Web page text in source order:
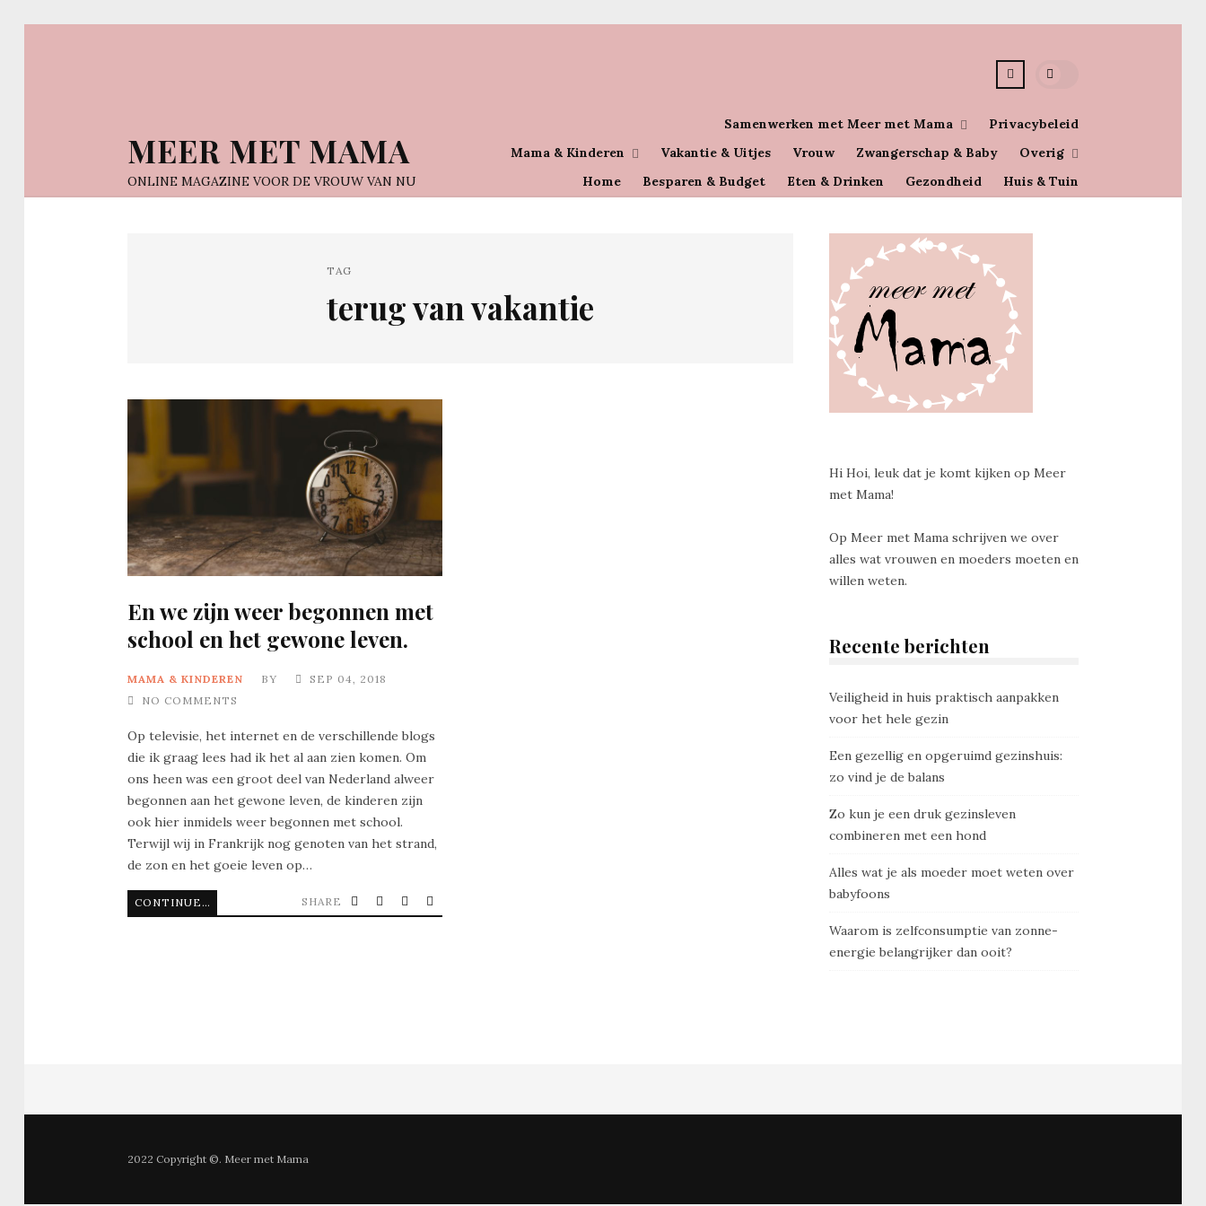
MEER MET MAMA
ONLINE MAGAZINE VOOR DE VROUW VAN NU Home Besparen & Budget Eten & Drinken Gezondheid Huis & Tuin
Mama & Kinderen Vakantie & Uitjes Vrouw Zwangerschap & Baby Overig
Samenwerken met Meer met Mama Privacybeleid
TAG
terug van vakantie
En we zijn weer begonnen met
school en het gewone leven.
MAMA & KINDEREN BY
SEP 04, 2018
NO COMMENTS
Op televisie, het internet en de verschillende blogs
die ik graag lees had ik het al aan zien komen. Om
ons heen was een groot deel van Nederland alweer
begonnen aan het gewone leven, de kinderen zijn
ook hier inmidels weer begonnen met school.
Terwijl wij in Frankrijk nog genoten van het strand,
de zon en het goeie leven op…
CONTINUE READING SHARE
Hi Hoi, leuk dat je komt kijken op Meer
met Mama!
Op Meer met Mama schrijven we over
alles wat vrouwen en moeders moeten en
willen weten.
Recente berichten
Veiligheid in huis praktisch aanpakken
voor het hele gezin
Een gezellig en opgeruimd gezinshuis:
zo vind je de balans
Zo kun je een druk gezinsleven
combineren met een hond
Alles wat je als moeder moet weten over
babyfoons
Waarom is zelfconsumptie van zonne-
energie belangrijker dan ooit?
2022 Copyright ©. Meer met Mama